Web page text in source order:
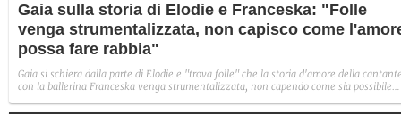
Gaia sulla storia di Elodie e Franceska: "Folle
venga strumentalizzata, non capisco come
possa fare rabbia"
Gaia si schiera dalla parte di Elodie e "trova folle" che la storia d'amore della
con la ballerina Franceska venga strumentalizzata, non capendo come sia possibile